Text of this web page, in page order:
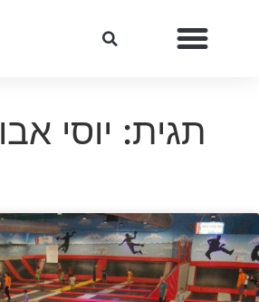
תגית: יוסי